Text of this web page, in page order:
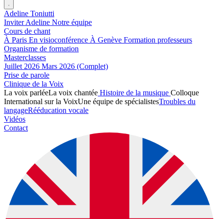
Adeline Toniutti
Inviter Adeline Notre équipe
Cours de chant
À Paris En visioconférence À Genève Formation professeurs
Organisme de formation
Masterclasses
Juillet 2026 Mars 2026 (Complet)
Prise de parole
Clinique de la Voix
La voix parléeLa voix chantée Histoire de la musique Colloque
International sur la VoixUne équipe de spécialistesTroubles du
langageRééducation vocale
Vidéos
Contact